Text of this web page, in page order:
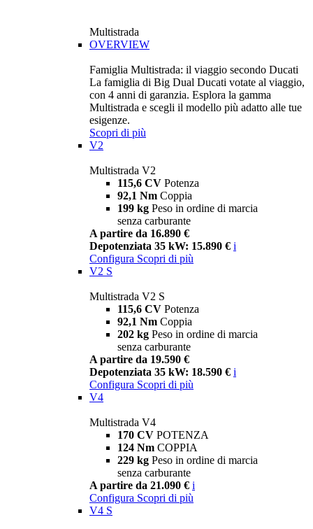
Multistrada
OVERVIEW
Famiglia Multistrada: il viaggio secondo Ducati
La famiglia di Big Dual Ducati votate al viaggio,
con 4 anni di garanzia. Esplora la gamma
Multistrada e scegli il modello più adatto alle tue
esigenze.
Scopri di più
V2
Multistrada V2
115,6 CV Potenza
92,1 Nm Coppia
199 kg Peso in ordine di marcia
senza carburante
A partire da 16.890 €
Depotenziata 35 kW: 15.890 € i
Configura Scopri di più
V2 S
Multistrada V2 S
115,6 CV Potenza
92,1 Nm Coppia
202 kg Peso in ordine di marcia
senza carburante
A partire da 19.590 €
Depotenziata 35 kW: 18.590 € i
Configura Scopri di più
V4
Multistrada V4
170 CV POTENZA
124 Nm COPPIA
229 kg Peso in ordine di marcia
senza carburante
A partire da 21.090 € i
Configura Scopri di più
V4 S